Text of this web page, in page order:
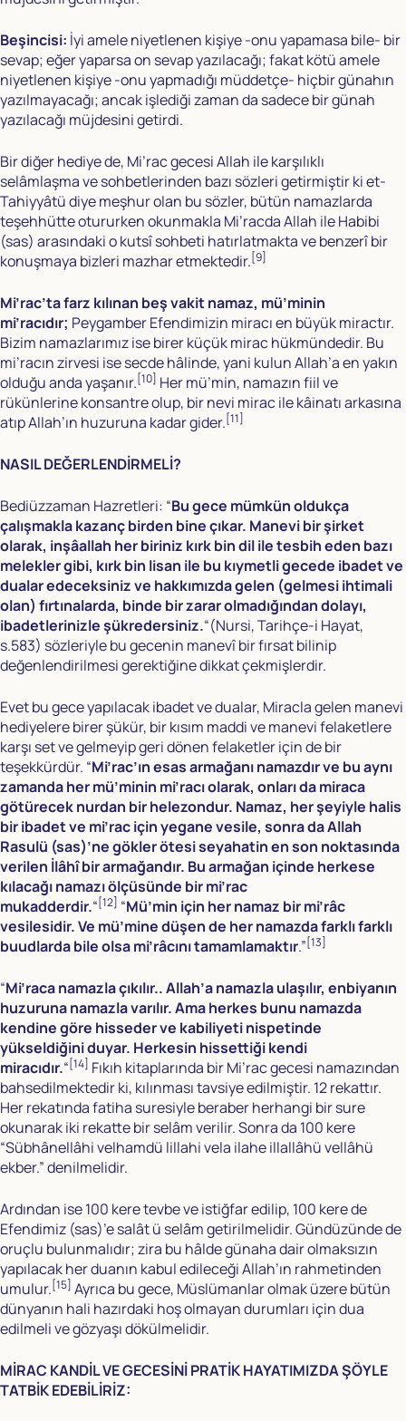
Beşincisi: İyi amele niyetlenen kişiye -onu yapamasa bile- bir
sevap; eğer yaparsa on sevap yazılacağı; fakat kötü amele
niyetlenen kişiye -onu yapmadığı müddetçe- hiçbir günahın
yazılmayacağı; ancak işlediği zaman da sadece bir günah
yazılacağı müjdesini getirdi.
Bir diğer hediye de, Mi’rac gecesi Allah ile karşılıklı
selâmlaşma ve sohbetlerinden bazı sözleri getirmiştir ki et-
Tahiyyâtü diye meşhur olan bu sözler, bütün namazlarda
teşehhütte otururken okunmakla Mi’racda Allah ile Habibi
(sas) arasındaki o kutsî sohbeti hatırlatmakta ve benzerî bir
konuşmaya bizleri mazhar etmektedir.[9]
Mi’rac’ta farz kılınan beş vakit namaz, mü’minin
mi’racıdır; Peygamber Efendimizin miracı en büyük miractır.
Bizim namazlarımız ise birer küçük mirac hükmündedir. Bu
mi’racın zirvesi ise secde hâlinde, yani kulun Allah’a en yakın
olduğu anda yaşanır.[10] Her mü’min, namazın fiil ve
rükünlerine konsantre olup, bir nevi mirac ile kâinatı arkasına
atıp Allah’ın huzuruna kadar gider.[11]
NASIL DEĞERLENDİRMELİ?
Bediüzzaman Hazretleri: “Bu gece mümkün oldukça
çalışmakla kazanç birden bine çıkar. Manevi bir şirket
olarak, inşâallah her biriniz kırk bin dil ile tesbih eden bazı
melekler gibi, kırk bin lisan ile bu kıymetli gecede ibadet ve
dualar edeceksiniz ve hakkımızda gelen (gelmesi ihtimali
olan) fırtınalarda, binde bir zarar olmadığından dolayı,
ibadetlerinizle şükredersiniz.“(Nursi, Tarihçe-i Hayat,
s.583) sözleriyle bu gecenin manevî bir fırsat bilinip
değenlendirilmesi gerektiğine dikkat çekmişlerdir.
Evet bu gece yapılacak ibadet ve dualar, Miracla gelen manevi
hediyelere birer şükür, bir kısım maddi ve manevi felaketlere
karşı set ve gelmeyip geri dönen felaketler için de bir
teşekkürdür. “Mi’rac’ın esas armağanı namazdır ve bu aynı
zamanda her mü’minin mi’racı olarak, onları da miraca
götürecek nurdan bir helezondur. Namaz, her şeyiyle halis
bir ibadet ve mi’rac için yegane vesile, sonra da Allah
Rasulü (sas)’ne gökler ötesi seyahatin en son noktasında
verilen İlâhî bir armağandır. Bu armağan içinde herkese
kılacağı namazı ölçüsünde bir mi’rac
mukadderdir.“[12] “Mü’min için her namaz bir mi’râc
vesilesidir. Ve mü’mine düşen de her namazda farklı farklı
buudlarda bile olsa mi’râcını tamamlamaktır.”[13]
“Mi’raca namazla çıkılır.. Allah’a namazla ulaşılır, enbiyanın
huzuruna namazla varılır. Ama herkes bunu namazda
kendine göre hisseder ve kabiliyeti nispetinde
yükseldiğini duyar. Herkesin hissettiği kendi
miracıdır.“[14] Fıkıh kitaplarında bir Mi’rac gecesi namazından
bahsedilmektedir ki, kılınması tavsiye edilmiştir. 12 rekattır.
Her rekatında fatiha suresiyle beraber herhangi bir sure
okunarak iki rekatte bir selâm verilir. Sonra da 100 kere
“Sübhânellâhi velhamdü lillahi vela ilahe illallâhü vellâhü
ekber.” denilmelidir.
Ardından ise 100 kere tevbe ve istiğfar edilip, 100 kere de
Efendimiz (sas)’e salât ü selâm getirilmelidir. Gündüzünde de
oruçlu bulunmalıdır; zira bu hâlde günaha dair olmaksızın
yapılacak her duanın kabul edileceği Allah’ın rahmetinden
umulur.[15] Ayrıca bu gece, Müslümanlar olmak üzere bütün
dünyanın hali hazırdaki hoş olmayan durumları için dua
edilmeli ve gözyaşı dökülmelidir.
MİRAC KANDİL VE GECESİNİ PRATİK HAYATIMIZDA ŞÖYLE
TATBİK EDEBİLİRİZ: